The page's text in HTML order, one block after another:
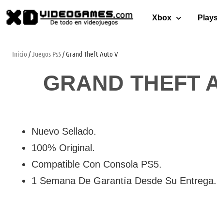
Xbox
Inicio /Juegos Ps5/ Grand Theft Auto V
GRAND THEFT
Nuevo Sellado.
100% Original.
Compatible Con Consola PS5.
1 Semana De Garantía Desde Su Entrega.